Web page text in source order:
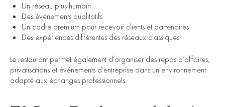
Un réseau plus humain
Des événements qualitatifs
Un cadre premium pour recevoir clients et partenaires
Des expériences différentes des réseaux classiques
Le restaurant permet également d’organiser des repas d’affaires,
privatisations et événements d’entreprise dans un environnement
adapté aux échanges professionnels.